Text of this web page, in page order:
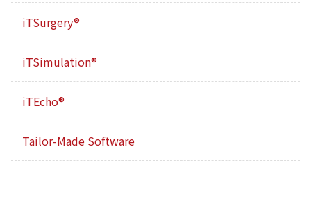
iTSurgery®
iTSimulation®
iTEcho®
Tailor-Made Software